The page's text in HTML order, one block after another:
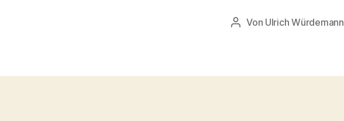
Beitragsautor
Von Ulrich Würdemann